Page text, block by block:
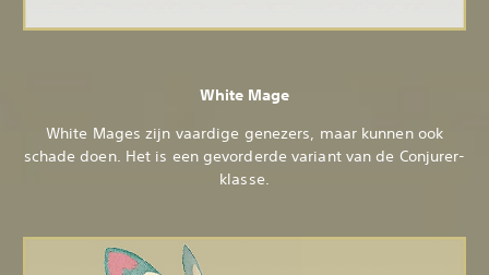
White Mage
White Mages zijn vaardige genezers, maar kunnen ook
schade doen. Het is een gevorderde variant van de Conjurer-
klasse.